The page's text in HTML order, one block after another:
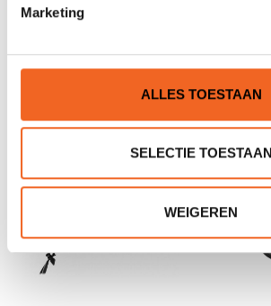
Marketing
ALLES TOESTAAN
SELECTIE TOESTAAN
WEIGEREN
HIKO CAP TEDDY,
€25,00€19,00